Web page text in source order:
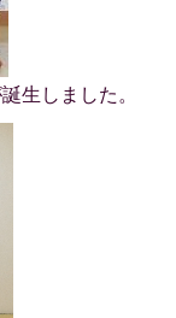
生しました。